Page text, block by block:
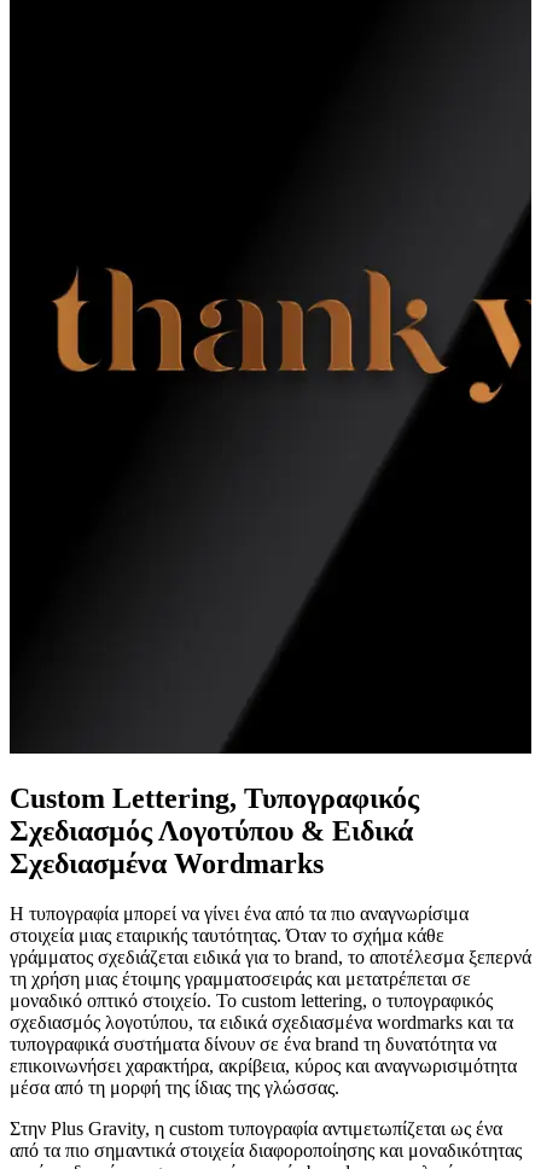
Custom Lettering, Τυπογραφικός
Σχεδιασμός Λογοτύπου & Ειδικά
Σχεδιασμένα Wordmarks
Η τυπογραφία μπορεί να γίνει ένα από τα πιο αναγνωρίσιμα
στοιχεία μιας εταιρικής ταυτότητας. Όταν το σχήμα κάθε
γράμματος σχεδιάζεται ειδικά για το brand, το αποτέλεσμα ξεπερνά
τη χρήση μιας έτοιμης γραμματοσειράς και μετατρέπεται σε
μοναδικό οπτικό στοιχείο. Το custom lettering, ο τυπογραφικός
σχεδιασμός λογοτύπου, τα ειδικά σχεδιασμένα wordmarks και τα
τυπογραφικά συστήματα δίνουν σε ένα brand τη δυνατότητα να
επικοινωνήσει χαρακτήρα, ακρίβεια, κύρος και αναγνωρισιμότητα
μέσα από τη μορφή της ίδιας της γλώσσας.
Στην Plus Gravity, η custom τυπογραφία αντιμετωπίζεται ως ένα
από τα πιο σημαντικά στοιχεία διαφοροποίησης και μοναδικότητας